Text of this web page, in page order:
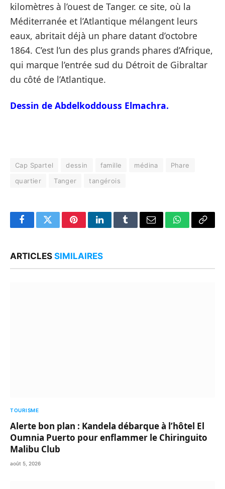
kilomètres à l’ouest de Tanger. ce site, où la
Méditerranée et l’Atlantique mélangent leurs
eaux, abritait déjà un phare datant d’octobre
1864. C’est l’un des plus grands phares d’Afrique,
qui marque l’entrée sud du Détroit de Gibraltar
du côté de l’Atlantique.
Dessin de Abdelkoddouss Elmachra.
Cap Spartel dessin famille médina
Phare
quartier
Tanger tangérois
FacebookTwitterPinterestLinkedInTumblrEmail WhatsApp
Copy
ARTICLES SIMILAIRES
TOURISME
Alerte bon plan : Kandela débarque à l’hôtel El
Oumnia Puerto pour enflammer le Chiringuito
Malibu Club
août 5, 2026